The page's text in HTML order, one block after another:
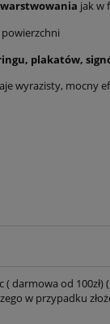
jak w
powierzchni
plakatów,
wyrazisty, mocny
( darmowa od 100zł)
w przypadku